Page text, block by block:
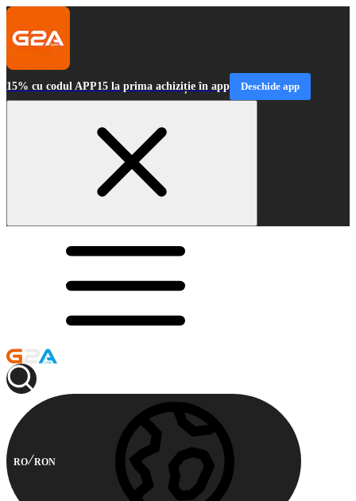
15% cu codul APP15 la prima achiziție în app Deschide app
RO RON